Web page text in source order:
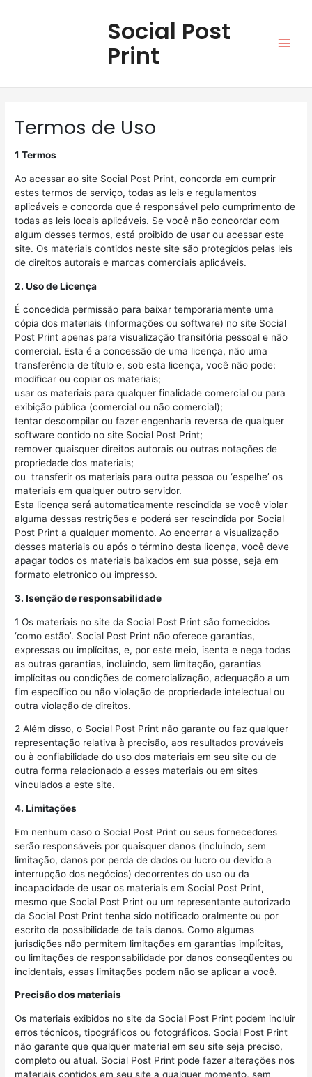
Social Post
Print
Termos de Uso
1 Termos
Ao acessar ao site Social Post Print, concorda em cumprir
estes termos de serviço, todas as leis e regulamentos
aplicáveis ​​e concorda que é responsável pelo cumprimento de
todas as leis locais aplicáveis. Se você não concordar com
algum desses termos, está proibido de usar ou acessar este
site. Os materiais contidos neste site são protegidos pelas leis
de direitos autorais e marcas comerciais aplicáveis.
2. Uso de Licença
É concedida permissão para baixar temporariamente uma
cópia dos materiais (informações ou software) no site Social
Post Print apenas para visualização transitória pessoal e não
comercial. Esta é a concessão de uma licença, não uma
transferência de título e, sob esta licença, você não pode:
modificar ou copiar os materiais;
usar os materiais para qualquer finalidade comercial ou para
exibição pública (comercial ou não comercial);
tentar descompilar ou fazer engenharia reversa de qualquer
software contido no site Social Post Print;
remover quaisquer direitos autorais ou outras notações de
propriedade dos materiais;
ou transferir os materiais para outra pessoa ou ‘espelhe’ os
materiais em qualquer outro servidor.
Esta licença será automaticamente rescindida se você violar
alguma dessas restrições e poderá ser rescindida por Social
Post Print a qualquer momento. Ao encerrar a visualização
desses materiais ou após o término desta licença, você deve
apagar todos os materiais baixados em sua posse, seja em
formato eletronico ou impresso.
3. Isenção de responsabilidade
1 Os materiais no site da Social Post Print são fornecidos
‘como estão’. Social Post Print não oferece garantias,
expressas ou implícitas, e, por este meio, isenta e nega todas
as outras garantias, incluindo, sem limitação, garantias
implícitas ou condições de comercialização, adequação a um
fim específico ou não violação de propriedade intelectual ou
outra violação de direitos.
2 Além disso, o Social Post Print não garante ou faz qualquer
representação relativa à precisão, aos resultados prováveis ​​
ou à confiabilidade do uso dos materiais em seu site ou de
outra forma relacionado a esses materiais ou em sites
vinculados a este site.
4. Limitações
Em nenhum caso o Social Post Print ou seus fornecedores
serão responsáveis ​​por quaisquer danos (incluindo, sem
limitação, danos por perda de dados ou lucro ou devido a
interrupção dos negócios) decorrentes do uso ou da
incapacidade de usar os materiais em Social Post Print,
mesmo que Social Post Print ou um representante autorizado
da Social Post Print tenha sido notificado oralmente ou por
escrito da possibilidade de tais danos. Como algumas
jurisdições não permitem limitações em garantias implícitas,
ou limitações de responsabilidade por danos conseqüentes ou
incidentais, essas limitações podem não se aplicar a você.
Precisão dos materiais
Os materiais exibidos no site da Social Post Print podem incluir
erros técnicos, tipográficos ou fotográficos. Social Post Print
não garante que qualquer material em seu site seja preciso,
completo ou atual. Social Post Print pode fazer alterações nos
materiais contidos em seu site a qualquer momento, sem